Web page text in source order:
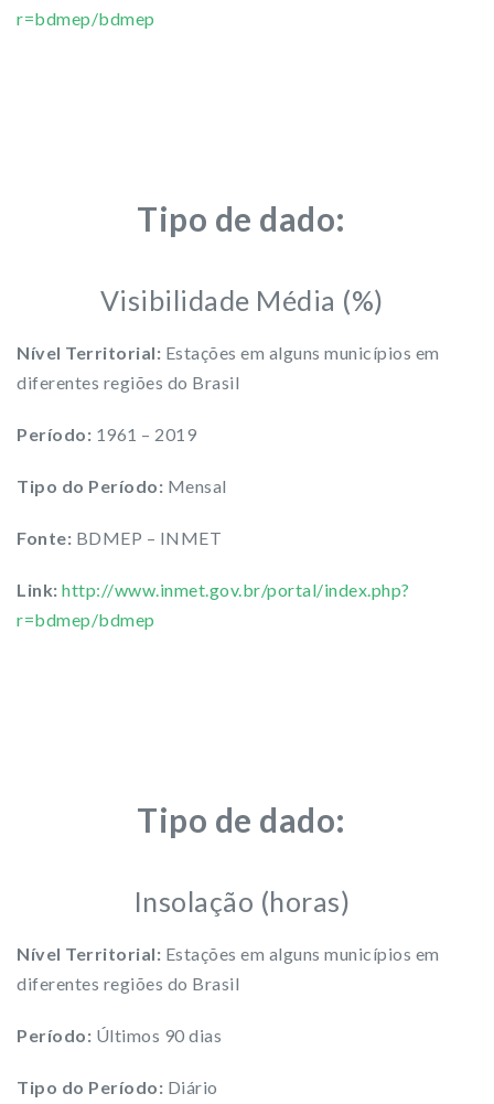
r=bdmep/bdmep
Tipo de dado:
Visibilidade Média (%)
Nível Territorial: Estações em alguns municípios em
diferentes regiões do Brasil
Período: 1961 – 2019
Tipo do Período: Mensal
Fonte: BDMEP – INMET
Link: http://www.inmet.gov.br/portal/index.php?
r=bdmep/bdmep
Tipo de dado:
Insolação (horas)
Nível Territorial: Estações em alguns municípios em
diferentes regiões do Brasil
Período: Últimos 90 dias
Tipo do Período: Diário